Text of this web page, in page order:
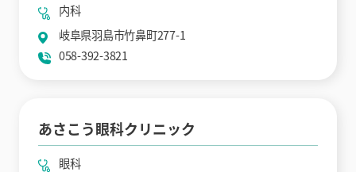
内科
岐阜県羽島市竹鼻町277-1
058-392-3821
あさこう眼科クリニック
眼科